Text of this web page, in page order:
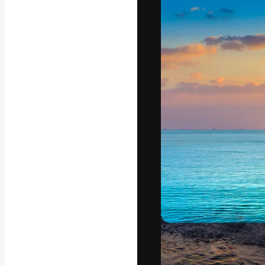
La
migliori lavori.
creativi,
Italiano
Copyright ©